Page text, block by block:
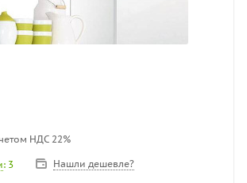
НДС 22%
: 3 Нашли дешевле?